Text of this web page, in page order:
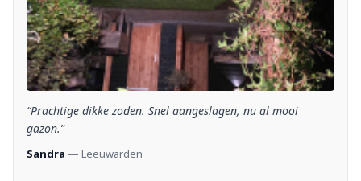
“Prachtige dikke zoden. Snel aangeslagen, nu al mooi
gazon.”
Sandra — Leeuwarden